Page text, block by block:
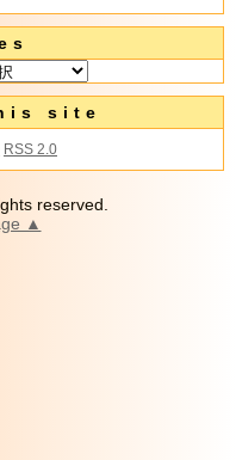
site
RSS 2.0
reserved.
▲